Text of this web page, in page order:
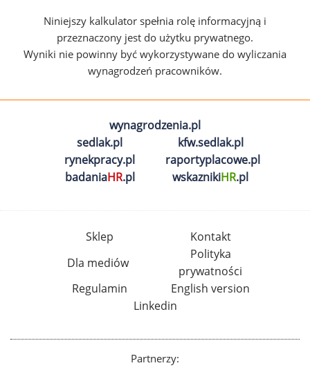
Niniejszy kalkulator spełnia rolę informacyjną i
przeznaczony jest do użytku prywatnego.
Wyniki nie powinny być wykorzystywane do wyliczania
wynagrodzeń pracowników.
wynagrodzenia.pl
sedlak.pl
kfw.sedlak.pl
rynekpracy.pl
raportyplacowe.pl
badaniaHR.pl wskaznikiHR.pl
Sklep
Kontakt
Dla mediów
Polityka
prywatności
Regulamin
English version
Linkedin
Partnerzy: